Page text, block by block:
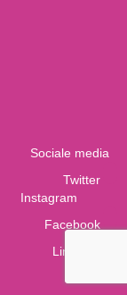
Sociale media
Twitter
Instagram
Facebook
LinkedIn